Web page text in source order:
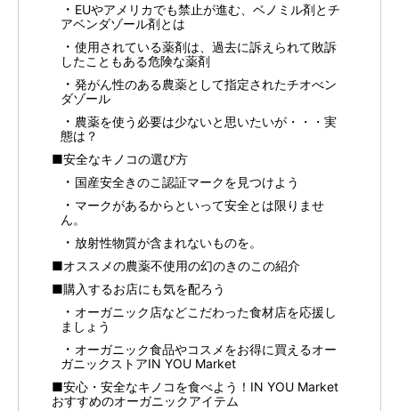
EUやアメリカでも禁止が進む、ベノミル剤とチ
アベンダゾール剤とは
使用されている薬剤は、過去に訴えられて敗訴
したこともある危険な薬剤
発がん性のある農薬として指定されたチオべン
ダゾール
農薬を使う必要は少ないと思いたいが・・・実
態は？
■安全なキノコの選び方
国産安全きのこ認証マークを見つけよう
マークがあるからといって安全とは限りませ
ん。
放射性物質が含まれないものを。
■オススメの農薬不使用の幻のきのこの紹介
■購入するお店にも気を配ろう
オーガニック店などこだわった食材店を応援し
ましょう
オーガニック食品やコスメをお得に買えるオー
ガニックストアIN YOU Market
■安心・安全なキノコを食べよう！IN YOU Market
おすすめのオーガニックアイテム